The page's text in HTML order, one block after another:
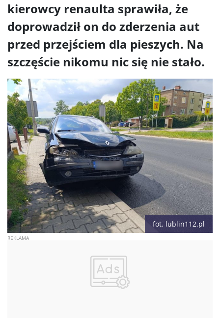
kierowcy renaulta sprawiła, że
doprowadził on do zderzenia aut
przed przejściem dla pieszych. Na
szczęście nikomu nic się nie stało.
fot. lublin112.pl